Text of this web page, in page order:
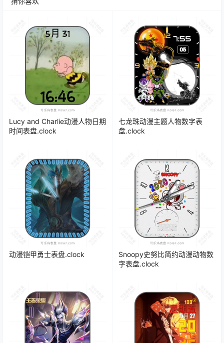
Lucy and Charlie动漫人物日期
时间表盘.clock
七龙珠动漫主题人物数字表
盘.clock
动漫铠甲勇士表盘.clock
Snoopy史努比简约动漫动物数
字表盘.clock